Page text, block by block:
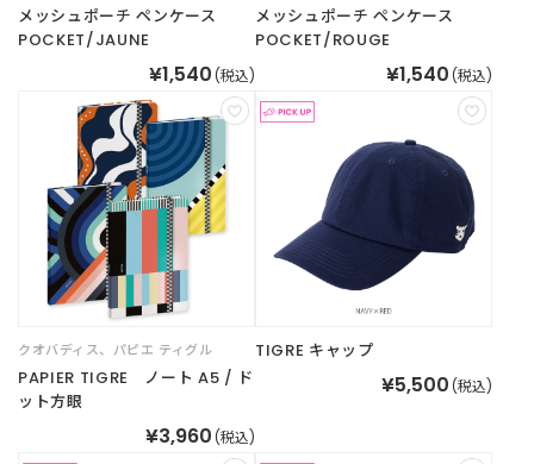
メッシュポーチ ペンケース
POCKET/JAUNE
¥1,540 (税込)
メッシュポーチ ペンケース
POCKET/ROUGE
¥1,540 (税込)
クオバディス、パピエ ティグル
PAPIER TIGRE ノート A5 / ド
ット方眼
¥3,960 (税込)
TIGRE キャップ
¥5,500 (税込)